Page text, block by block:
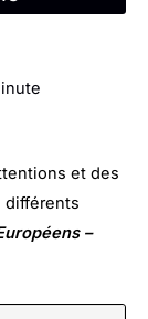
et des
différents
–